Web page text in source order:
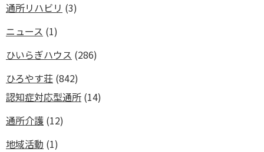
通所リハビリ (3)
ニュース (1)
ひいらぎハウス (286)
ひろやす荘 (842)
認知症対応型通所 (14)
通所介護 (12)
地域活動 (1)